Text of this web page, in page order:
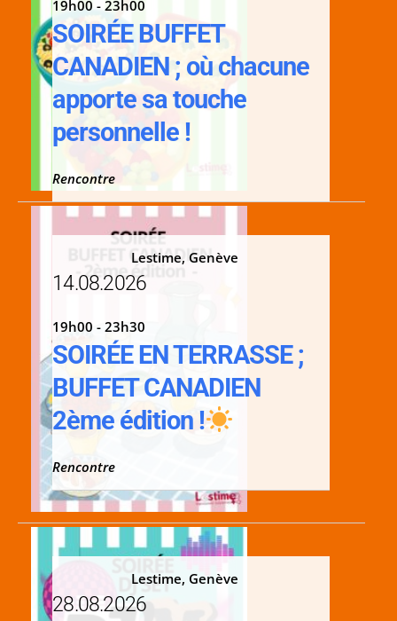
19h00 - 23h00
SOIRÉE BUFFET
CANADIEN ; où chacune
apporte sa touche
personnelle !
Rencontre
Lestime, Genève
14.08.2026
19h00 - 23h30
SOIRÉE EN TERRASSE ;
BUFFET CANADIEN
2ème édition !
Rencontre
Lestime, Genève
28.08.2026